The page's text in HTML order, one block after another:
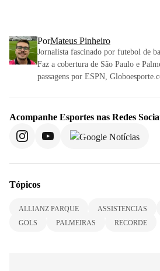
PorMateus Pinheiro
Jornalista fascinado por futebol de
Faz a cobertura de São Paulo e
passagens por ESPN,
Acompanhe Esportes nas Redes
Tópicos
ALLIANZ PARQUE ASSISTENCIAS
GOLS
PALMEIRAS RECORDE